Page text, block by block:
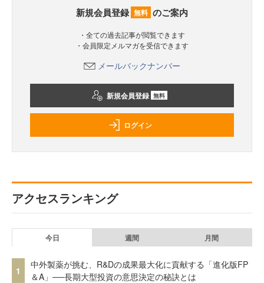
新規会員登録 無料 のご案内
・全ての過去記事が閲覧できます
・会員限定メルマガを受信できます
メールバックナンバー
新規会員登録 無料
ログイン
アクセスランキング
今日 週間 月間
1
中外製薬が挑む、R&Dの成果最大化に貢献する「進化版FP
＆A」──長期大型投資の意思決定の秘訣とは